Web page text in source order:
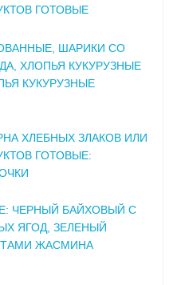
ГОТОВЫЕ
ШАРИКИ СО
ХЛОПЬЯ КУКУРУЗНЫЕ
КУКУРУЗНЫЕ
ХЛЕБНЫХ ЗЛАКОВ ИЛИ
ГОТОВЫЕ:
ЧЕРНЫЙ БАЙХОВЫЙ С
ЯГОД, ЗЕЛЕНЫЙ
ЖАСМИНА